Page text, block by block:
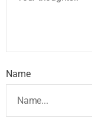
Name